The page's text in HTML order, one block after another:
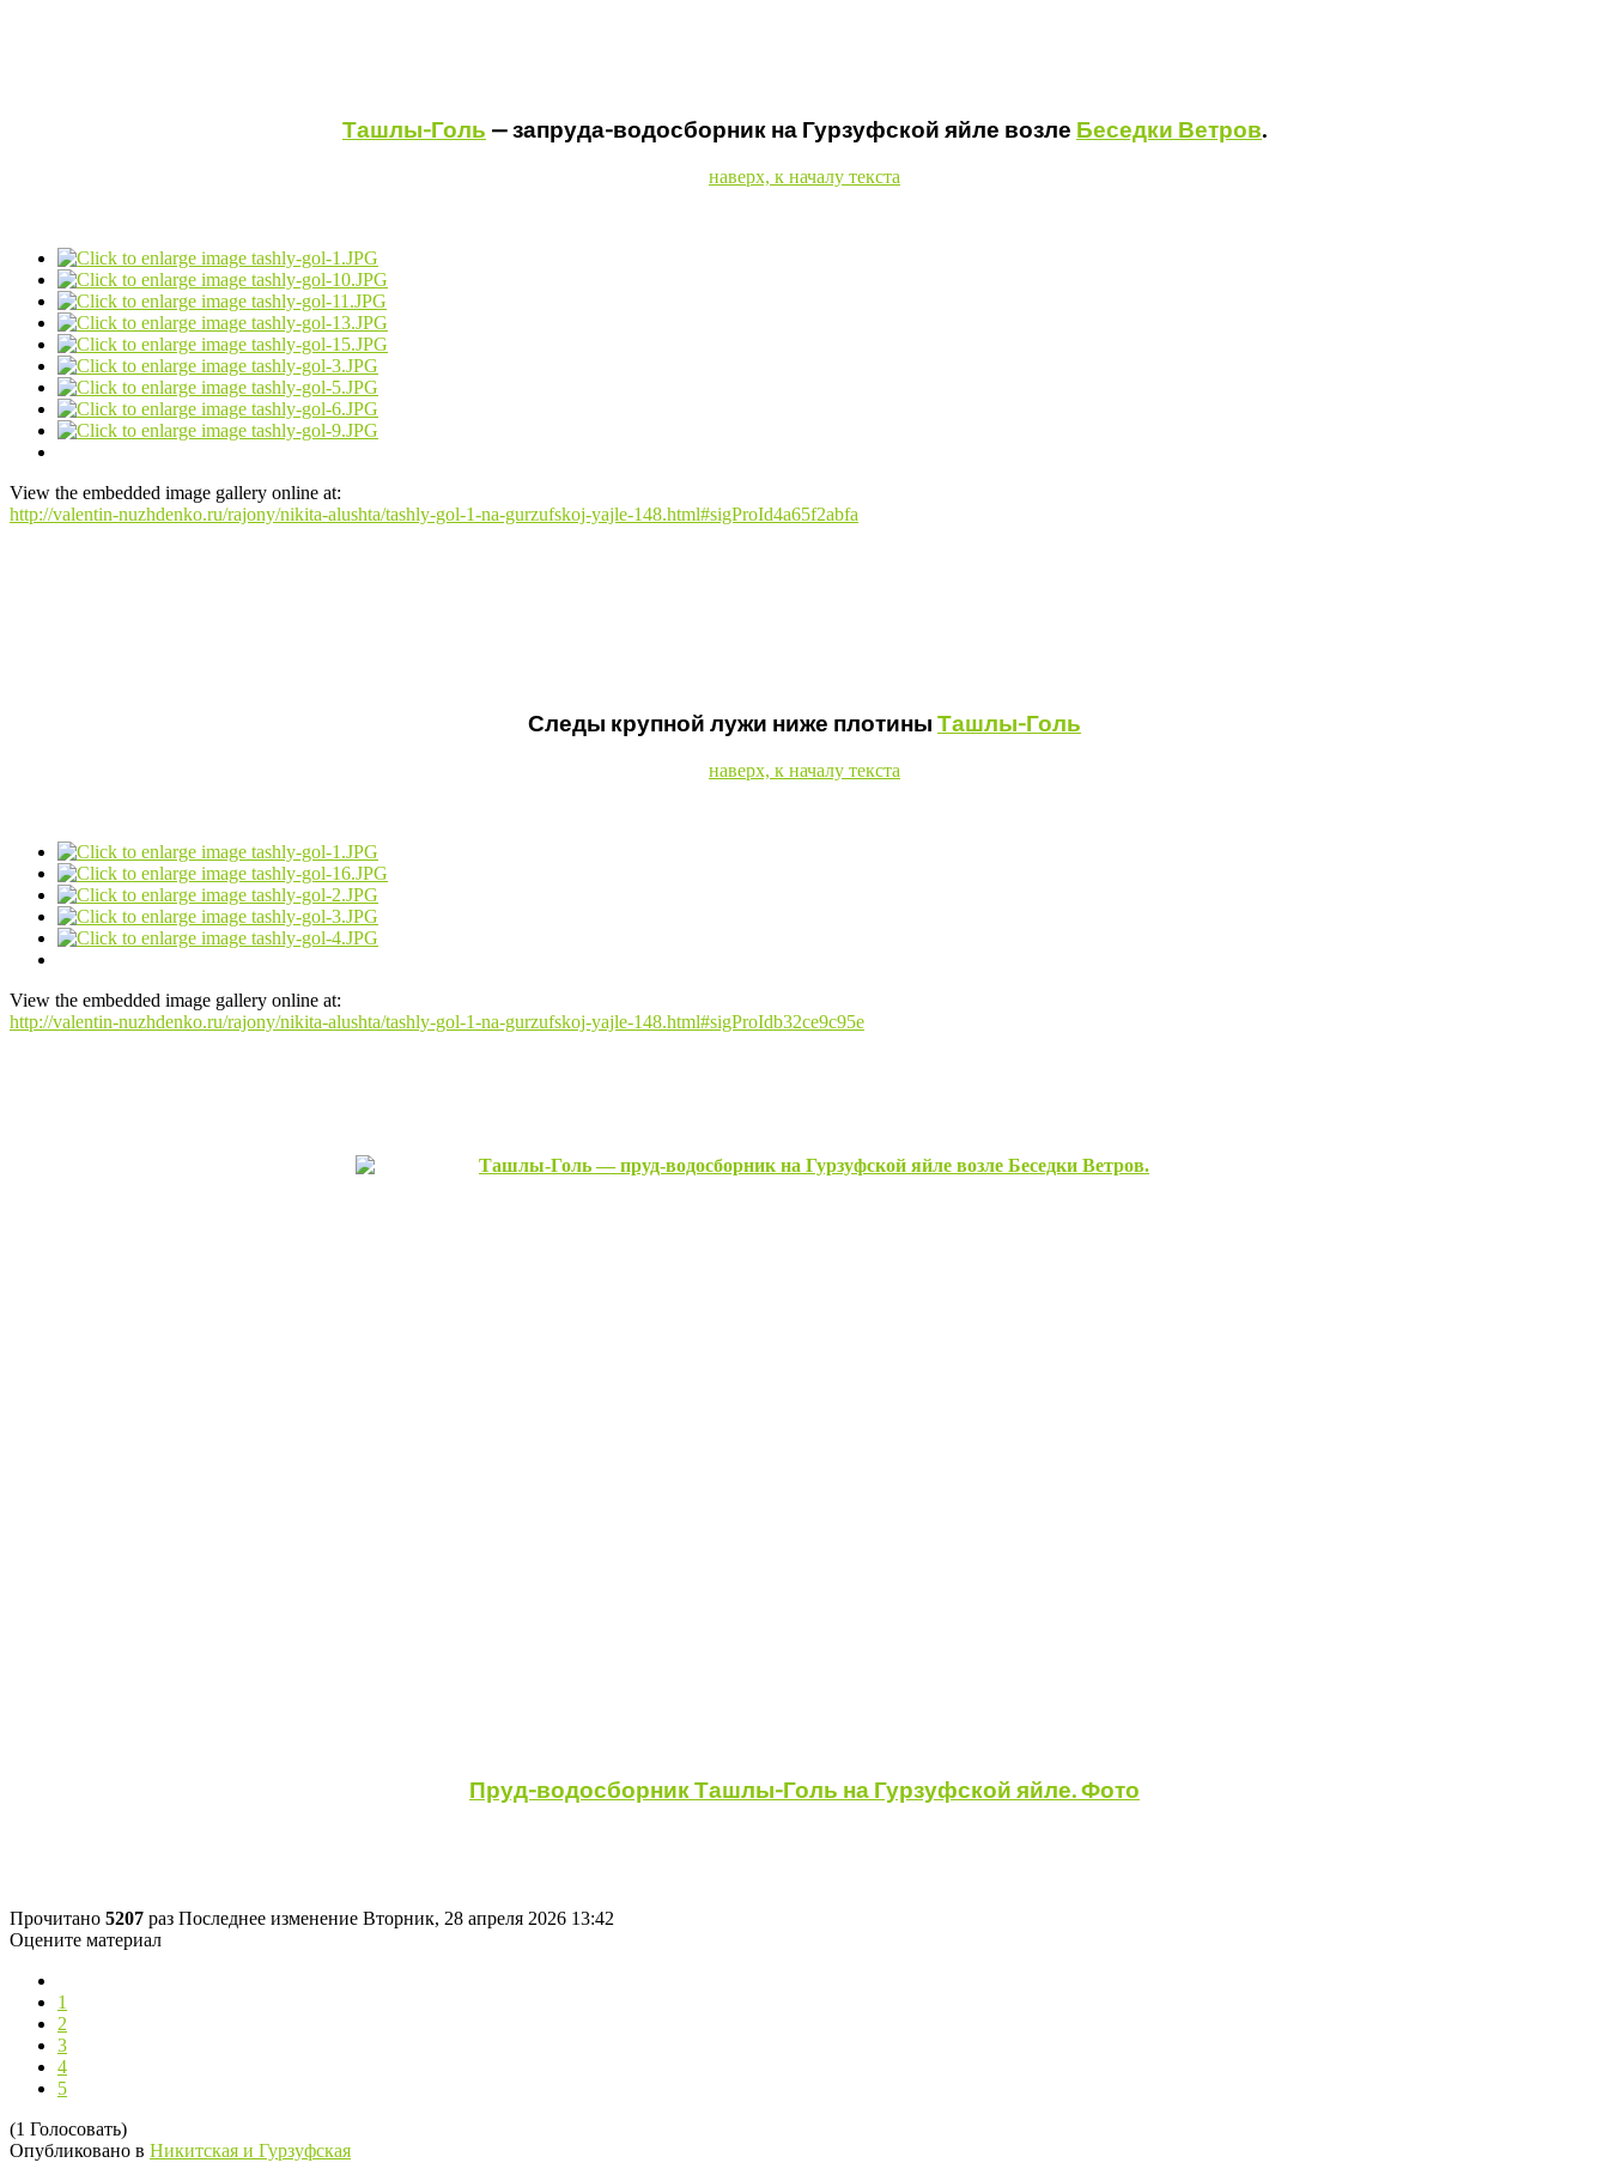
Ташлы-Голь — запруда-водосборник на Гурзуфской яйле возле Беседки Ветров.
наверх, к началу текста
View the embedded image gallery online at:
http://valentin-nuzhdenko.ru/rajony/nikita-alushta/tashly-gol-1-na-gurzufskoj-yajle-148.html#sigProId4a65f2abfa
Следы крупной лужи ниже плотины Ташлы-Голь
наверх, к началу текста
View the embedded image gallery online at:
http://valentin-nuzhdenko.ru/rajony/nikita-alushta/tashly-gol-1-na-gurzufskoj-yajle-148.html#sigProIdb32ce9c95e
Пруд-водосборник Ташлы-Голь на Гурзуфской яйле. Фото
Прочитано 5207 раз Последнее изменение Вторник, 28 апреля 2026 13:42
Оцените материал
1
2
3
4
5
(1 Голосовать)
Опубликовано в Никитская и Гурзуфская